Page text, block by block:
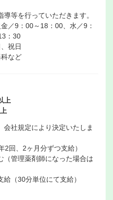
等を行っていただきます。
／9：00～18：00、水／9：
：30
祝日
など
上
社規定により決定いたしま
回、2ヶ月分ずつ支給）
管理薬剤師になった場合は
（30分単位にて支給）